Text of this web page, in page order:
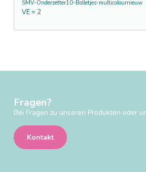
SMV-Onderzetter10-Bolletjes-multicolournieuw
VE = 2
Fragen?
Bei Fragen zu unseren Produkten oder
Kontakt